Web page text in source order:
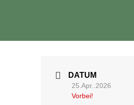
DATUM
25.Apr..2026
Vorbei!